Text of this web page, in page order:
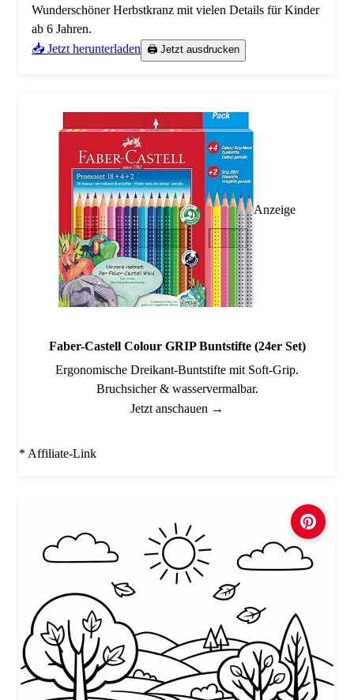
Wunderschöner Herbstkranz mit vielen Details für Kinder
ab 6 Jahren.
📥 Jetzt herunterladen
🖨️ Jetzt ausdrucken
Anzeige
Faber-Castell Colour GRIP Buntstifte (24er Set)
Ergonomische Dreikant-Buntstifte mit Soft-Grip.
Bruchsicher & wasservermalbar.
Jetzt anschauen →
* Affiliate-Link